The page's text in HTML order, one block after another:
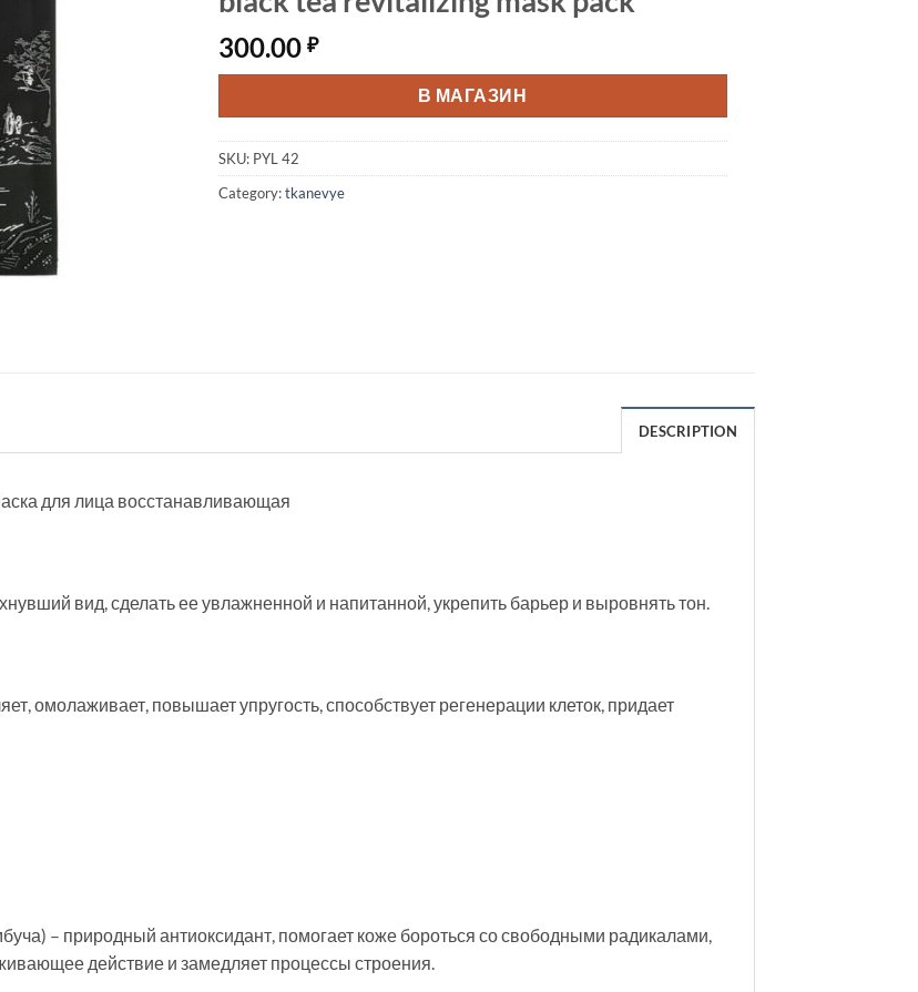
300.00 ₽
В МАГАЗИН
SKU: PYL 42
Category:tkanevye
DESCRIPTION
для лица восстанавливающая
вид, сделать ее увлажненной и напитанной, укрепить барьер и выровнять тон.
омолаживает, повышает упругость, способствует регенерации клеток, придает
– природный антиоксидант, помогает коже бороться со свободными радикалами,
действие и замедляет процессы строения.